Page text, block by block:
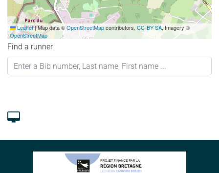
Leaflet|Map data ©OpenStreetMapcontributors, CC-BY-SA, Imagery ©
OpenStreetMap
Find a runner